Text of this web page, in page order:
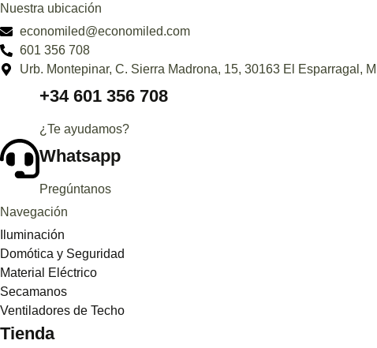
Nuestra ubicación
economiled@economiled.com
601 356 708
Urb. Montepinar, C. Sierra Madrona, 15, 30163 El Esparragal,
+34 601 356 708
¿Te ayudamos?
Whatsapp
Pregúntanos
Navegación
Iluminación
Domótica y Seguridad
Material Eléctrico
Secamanos
Ventiladores de Techo
Tienda